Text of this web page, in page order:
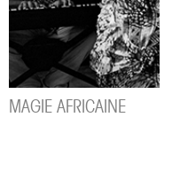
MAGIE AFRICAINE